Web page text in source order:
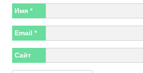
Имя *
Email *
Сайт